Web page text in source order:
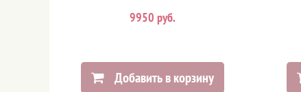
9950 руб.
Добавить в корзину